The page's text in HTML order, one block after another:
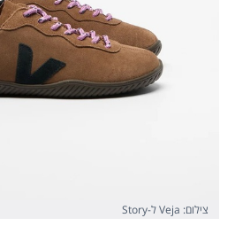
צילום: Veja ל-Story